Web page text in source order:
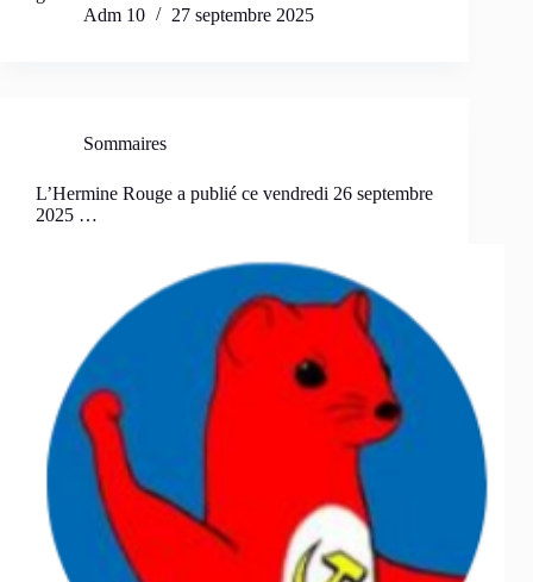
Adm 10
27 septembre 2025
Sommaires
L’Hermine Rouge a publié ce vendredi 26 septembre
2025 …